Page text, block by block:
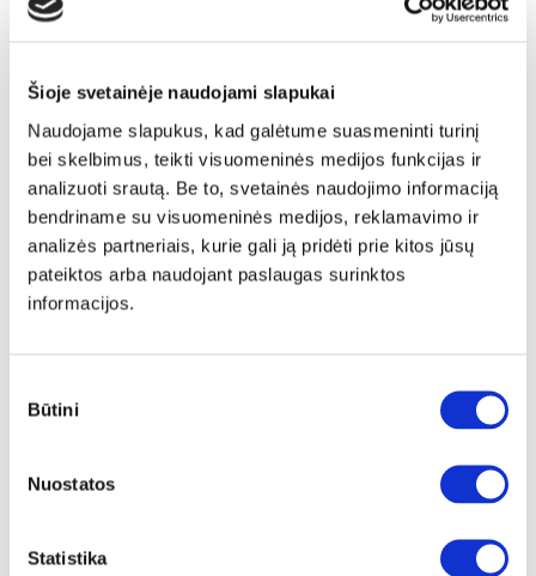
Šioje svetainėje naudojami slapukai
Naudojame slapukus, kad galėtume suasmeninti turinį
bei skelbimus, teikti visuomeninės medijos funkcijas ir
analizuoti srautą. Be to, svetainės naudojimo informaciją
bendriname su visuomeninės medijos, reklamavimo ir
analizės partneriais, kurie gali ją pridėti prie kitos jūsų
pateiktos arba naudojant paslaugas surinktos
informacijos.
pasirinkimas
Būtini
Nuostatos
Statistika
NAUJIENA YRA SANDĖLYJE